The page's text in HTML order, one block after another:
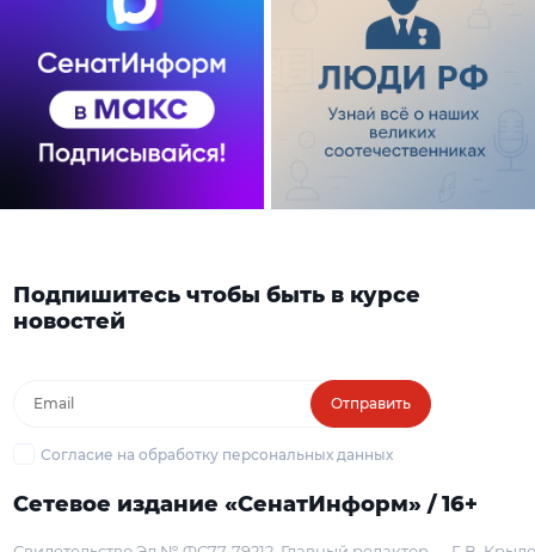
Подпишитесь чтобы быть в курсе
новостей
Отправить
Согласие на обработку персональных данных
Сетевое издание «СенатИнформ» / 16+